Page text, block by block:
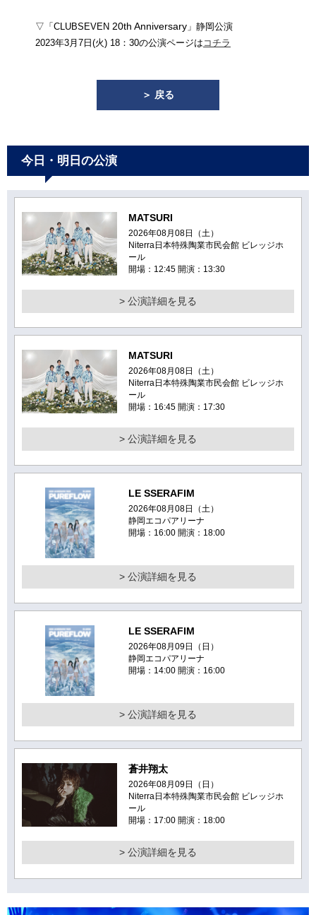
▽「CLUBSEVEN 20th Anniversary 」静岡公演
2023年3月7日(火) 18：30の公演ページは コチラ
＞ 戻る
今日・明日の公演
MATSURI
2026年08月08日（土）
Niterra日本特殊陶業市民会館 ビレッジホ
ール
開場：12:45 開演：13:30
> 公演詳細を見る
MATSURI
2026年08月08日（土）
Niterra日本特殊陶業市民会館 ビレッジホ
ール
開場：16:45 開演：17:30
> 公演詳細を見る
LE SSERAFIM
2026年08月08日（土）
静岡エコパアリーナ
開場：16:00 開演：18:00
> 公演詳細を見る
LE SSERAFIM
2026年08月09日（日）
静岡エコパアリーナ
開場：14:00 開演：16:00
> 公演詳細を見る
蒼井翔太
2026年08月09日（日）
Niterra日本特殊陶業市民会館 ビレッジホ
ール
開場：17:00 開演：18:00
> 公演詳細を見る